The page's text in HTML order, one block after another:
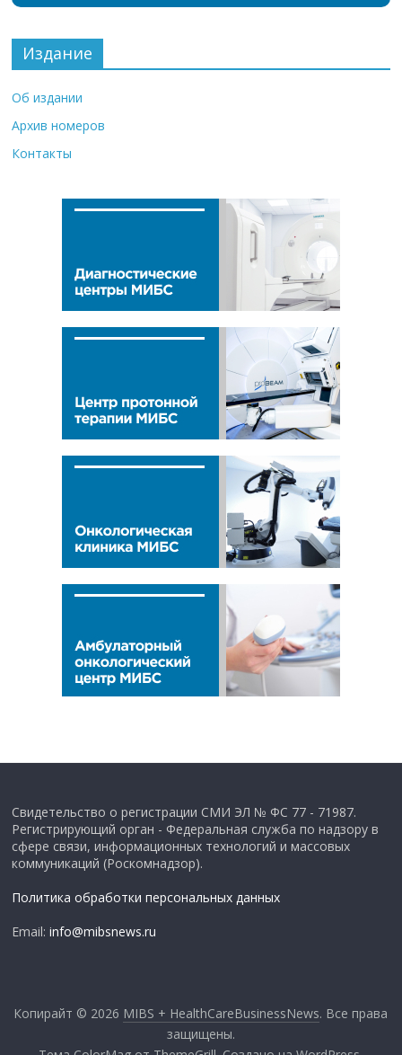
Издание
Об издании
Архив номеров
Контакты
Свидетельство о регистрации СМИ ЭЛ № ФС 77 - 71987.
Регистрирующий орган - Федеральная служба по надзору в
сфере связи, информационных технологий и массовых
коммуникаций (Роскомнадзор).
Политика обработки персональных данных
Email:info@mibsnews.ru
Копирайт © 2026 MIBS + HealthCareBusinessNews. Все права
защищены.